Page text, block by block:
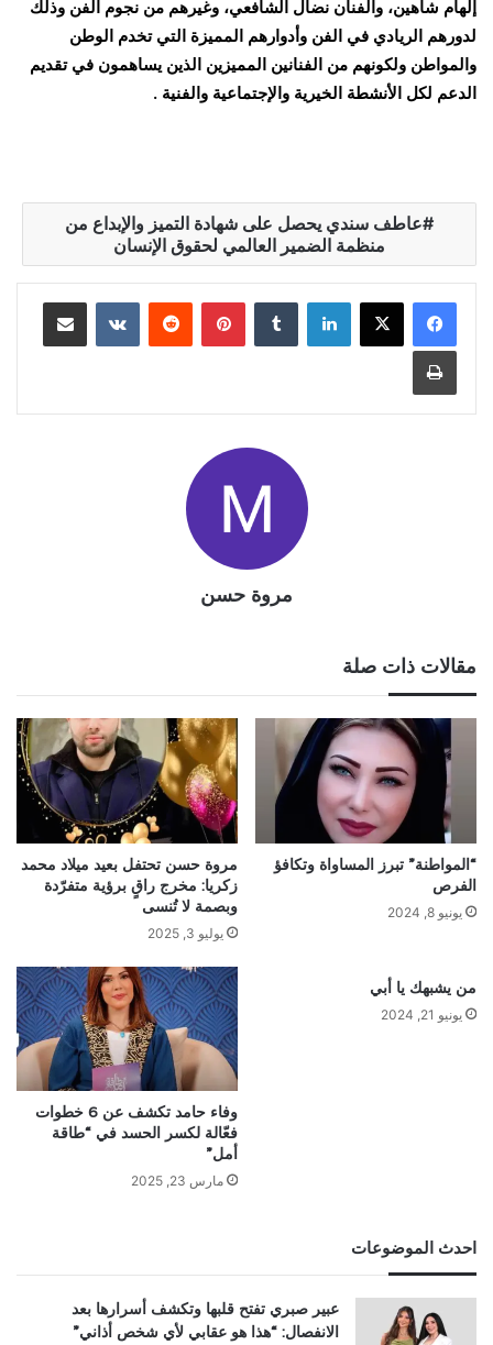
إلهام شاهين، والفنان نضال الشافعي، وغيرهم من نجوم الفن وذلك
لدورهم الريادي في الفن وأدوارهم المميزة التي تخدم الوطن
والمواطن ولكونهم من الفنانين المميزين الذين يساهمون في تقديم
الدعم لكل الأنشطة الخيرية والإجتماعية والفنية .
عاطف سندي يحصل على شهادة التميز والإبداع من
منظمة الضمير العالمي لحقوق الإنسان
لينكدإن بينتيريست مشاركة عبر البريد
طباعة
مروة حسن
مقالات ذات صلة
“المواطنة” تبرز المساواة وتكافؤ
الفرص
يونيو 8, 2024
مروة حسن تحتفل بعيد ميلاد محمد
زكريا: مخرج راقٍ برؤية متفرّدة
وبصمة لا تُنسى
يوليو 3, 2025
من يشبهك يا أبي
يونيو 21, 2024
وفاء حامد تكشف عن 6 خطوات
فعّالة لكسر الحسد في “طاقة
أمل”
مارس 23, 2025
احدث الموضوعات
عبير صبري تفتح قلبها وتكشف أسرارها بعد
الانفصال: “هذا هو عقابي لأي شخص أذاني”